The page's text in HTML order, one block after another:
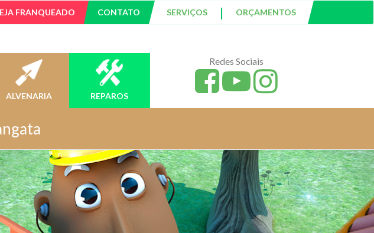
FRANQUEADO CONTATO SERVIÇOS | ORÇAMENTOS
ALVENARIA REPAROS
Redes Sociais